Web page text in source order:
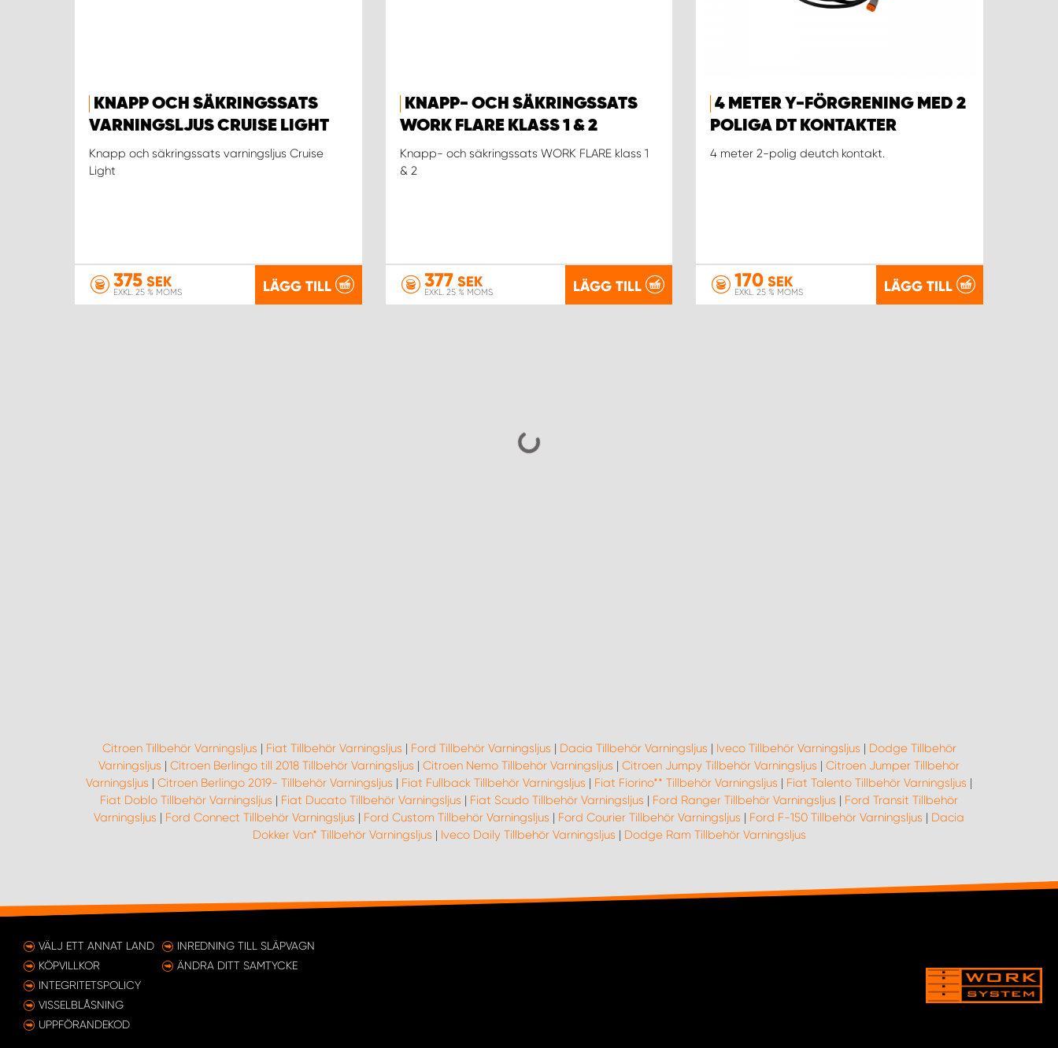
KNAPP OCH SÄKRINGSSATS
VARNINGSLJUS CRUISE LIGHT
Knapp och säkringssats varningsljus Cruise
Light
375 SEK
EXKL. 25 % MOMS LÄGG TILL
KNAPP- OCH SÄKRINGSSATS
WORK FLARE KLASS 1 & 2
Knapp- och säkringssats WORK FLARE klass 1
& 2
377SEK
EXKL. 25 % MOMS LÄGG TILL
4 METER Y-FÖRGRENING MED 2
POLIGA DT KONTAKTER
4 meter 2-polig deutch kontakt.
170 SEK
EXKL. 25 % MOMS LÄGG TILL
Citroen Tillbehör Varningsljus | Fiat Tillbehör Varningsljus | Ford Tillbehör Varningsljus | Dacia Tillbehör Varningsljus | Iveco Tillbehör Varningsljus | Dodge Tillbehör
Varningsljus | Citroen Berlingo till 2018 Tillbehör Varningsljus | Citroen Nemo Tillbehör Varningsljus | Citroen Jumpy Tillbehör Varningsljus | Citroen Jumper Tillbehör
Varningsljus | Citroen Berlingo 2019- Tillbehör Varningsljus | Fiat Fullback Tillbehör Varningsljus | Fiat Fiorino** Tillbehör Varningsljus | Fiat Talento Tillbehör Varningsljus |
Fiat Doblo Tillbehör Varningsljus | Fiat Ducato Tillbehör Varningsljus | Fiat Scudo Tillbehör Varningsljus | Ford Ranger Tillbehör Varningsljus | Ford Transit Tillbehör
Varningsljus | Ford Connect Tillbehör Varningsljus | Ford Custom Tillbehör Varningsljus | Ford Courier Tillbehör Varningsljus | Ford F-150 Tillbehör Varningsljus | Dacia
Dokker Van* Tillbehör Varningsljus | Iveco Daily Tillbehör Varningsljus | Dodge Ram Tillbehör Varningsljus
VÄLJ ETT ANNAT LAND
KÖPVILLKOR
INTEGRITETSPOLICY
VISSELBLÅSNING
UPPFÖRANDEKOD
INREDNING TILL SLÄPVAGN
ÄNDRA DITT SAMTYCKE